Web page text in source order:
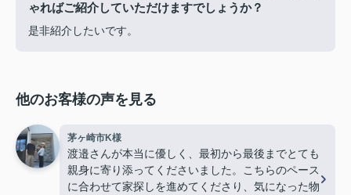
ゃればご紹介していただけますでしょうか？
是非紹介したいです。
他のお客様の声を見る
茅ヶ崎市K様
渡邉さんが本当に優しく、最初から最後までとても
親身に寄り添ってくださいました。こちらのペース
に合わせて家探しを進めてくださり、気になった物